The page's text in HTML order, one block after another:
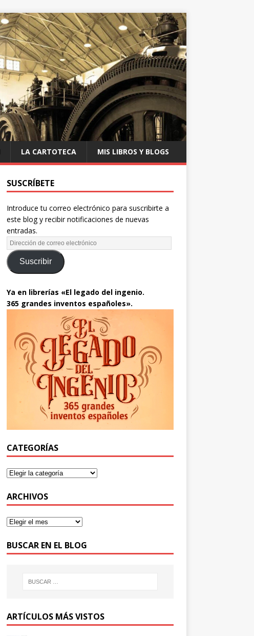
LA CARTOTECA MIS LIBROS Y BLOGS
SUSCRÍBETE
Introduce tu correo electrónico para suscribirte a
este blog y recibir notificaciones de nuevas
entradas.
Suscribir
Ya en librerías «El legado del ingenio.
365 grandes inventos españoles».
CATEGORÍAS
ARCHIVOS
BUSCAR EN EL BLOG
ARTÍCULOS MÁS VISTOS